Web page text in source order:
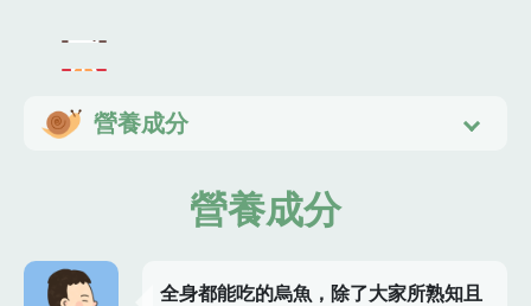
營養成分
營養成分
全身都能吃的烏魚，除了大家所熟知且